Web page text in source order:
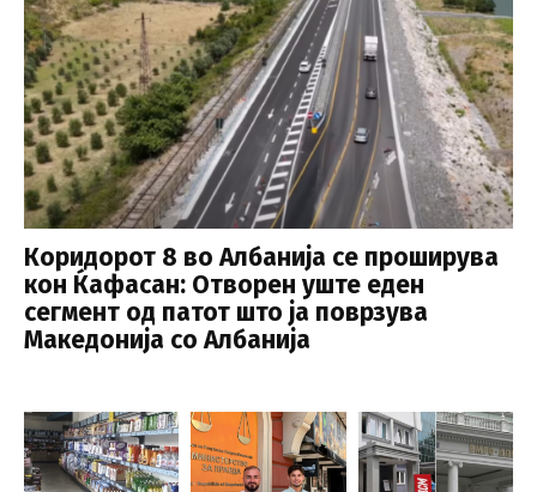
Коридорот 8 во Албанија се проширува
кон Ќафасан: Отворен уште еден
сегмент од патот што ја поврзува
Македонија со Албанија